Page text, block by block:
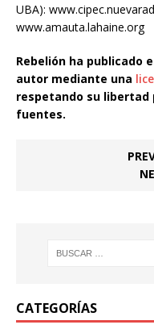
UBA):
www.amauta.lahaine.org
Rebelión ha publicado
autor mediante una
respetando su libertad
fuentes.
CATEGORÍAS